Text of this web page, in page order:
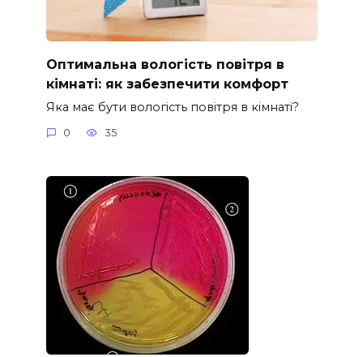
Оптимальна вологість повітря в
кімнаті: як забезпечити комфорт
Яка має бути вологість повітря в кімнаті?
0 35